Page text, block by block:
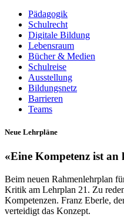
Pädagogik
Schulrecht
Digitale Bildung
Lebensraum
Bücher & Medien
Schulreise
Ausstellung
Bildungsnetz
Barrieren
Teams
Neue Lehrpläne
«Eine Kompetenz ist
Beim neuen Rahmenlehrplan
Kritik am Lehrplan 21. Zu
Kompetenzen. Franz Eberle,
verteidigt das Konzept.